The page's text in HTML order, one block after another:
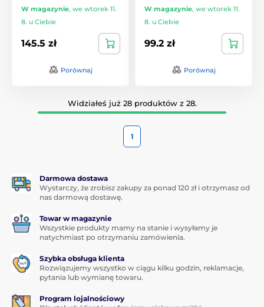
W magazynie, we wtorek 11.
8. u Ciebie
145.5 zł
Porównaj
W magazynie, we wtorek 11.
8. u Ciebie
99.2 zł
Porównaj
Widziałeś już 28 produktów z 28.
1
Darmowa dostawa
Wystarczy, że zrobisz zakupy za ponad 120 zł i otrzymasz od
nas darmową dostawę.
Towar w magazynie
Wszystkie produkty mamy na stanie i wysyłamy je
natychmiast po otrzymaniu zamówienia.
Szybka obsługa klienta
Rozwiązujemy wszystko w ciągu kilku godzin, reklamacje,
pytania lub wymianę towaru.
Program lojalnościowy